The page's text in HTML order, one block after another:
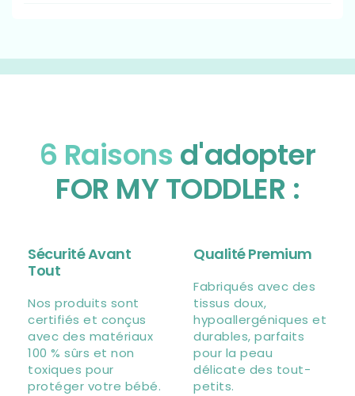
6 Raisons d'adopter
FOR MY TODDLER :
Sécurité Avant
Tout
Nos produits sont
certifiés et conçus
avec des matériaux
100 % sûrs et non
toxiques pour
protéger votre bébé.
Qualité Premium
Fabriqués avec des
tissus doux,
hypoallergéniques et
durables, parfaits
pour la peau
délicate des tout-
petits.